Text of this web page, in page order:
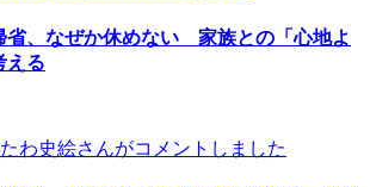
省、なぜか休めない 家族との「心地よ
える
わ史絵さんがコメントしました